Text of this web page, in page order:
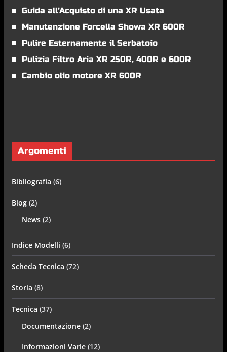
Guida all’Acquisto di una XR Usata
Manutenzione Forcella Showa XR 600R
Pulire Esternamente il Serbatoio
Pulizia Filtro Aria XR 250R, 400R e 600R
Cambio olio motore XR 600R
Argomenti
Bibliografia (6)
Blog(2)
News(2)
Indice Modelli (6)
Scheda Tecnica (72)
Storia (8)
Tecnica (37)
Documentazione(2)
Informazioni Varie(12)